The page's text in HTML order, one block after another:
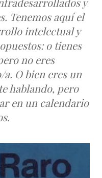
Tenemos aquí el
intelectual y
o tienes
no eres
O bien eres un
hablando, pero
en un calendario